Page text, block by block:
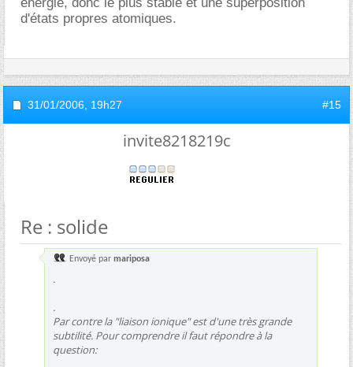
d'états propres atomiques.
31/01/2006, 19h27 #15
invite8218219c
Re : solide
Envoyé par mariposa
.
.
Par contre la "liaison ionique" est d'une très grande
subtilité. Pour comprendre il faut répondre à la
question: